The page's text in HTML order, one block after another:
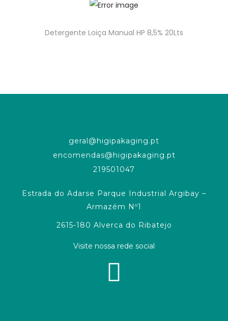
Detergente Loiça Manual HP 8,5% 20Lts
geral@higipakaging.pt
encomendas@higipakaging.pt
219501047
Estrada do Adarse Parque Industrial Argibay –
Armazém Nº1
2615-180 Alverca do Ribatejo
Visite nossa rede social